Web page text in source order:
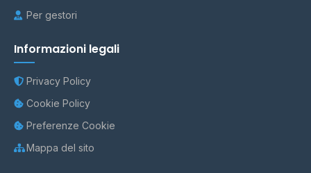
Per gestori
Informazioni legali
Privacy Policy
Cookie Policy
Preferenze Cookie
Mappa del sito